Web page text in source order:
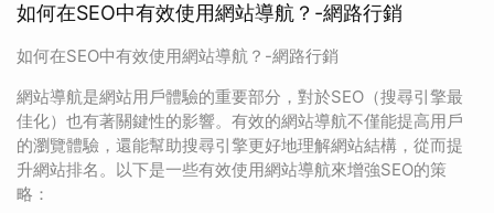
如何在SEO中有效使用網站導航？-網路行銷
如何在SEO中有效使用網站導航？-網路行銷
網站導航是網站用戶體驗的重要部分，對於SEO（搜尋引擎最
佳化）也有著關鍵性的影響。有效的網站導航不僅能提高用戶
的瀏覽體驗，還能幫助搜尋引擎更好地理解網站結構，從而提
升網站排名。以下是一些有效使用網站導航來增強SEO的策
略：